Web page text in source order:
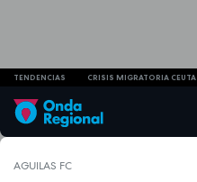
TENDENCIAS CRISIS MIGRATORIA CEUTA
AGUILAS FC